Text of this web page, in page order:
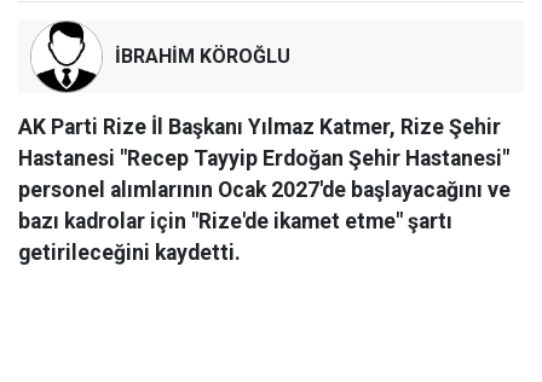
İBRAHİM KÖROĞLU
AK Parti Rize İl Başkanı Yılmaz Katmer, Rize Şehir
Hastanesi "Recep Tayyip Erdoğan Şehir Hastanesi"
personel alımlarının Ocak 2027'de başlayacağını ve
bazı kadrolar için "Rize'de ikamet etme" şartı
getirileceğini kaydetti.